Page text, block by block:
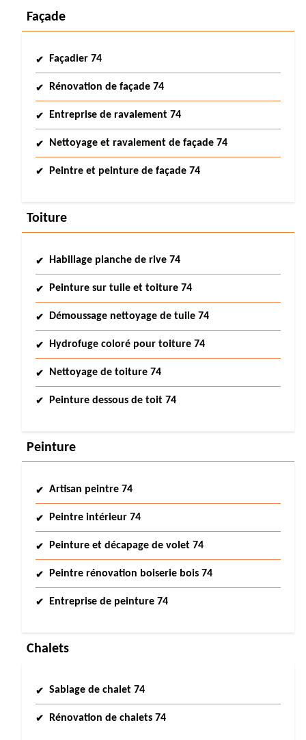
Façade
Façadier 74
Rénovation de façade 74
Entreprise de ravalement 74
Nettoyage et ravalement de façade 74
Peintre et peinture de façade 74
Toiture
Habillage planche de rive 74
Peinture sur tuile et toiture 74
Démoussage nettoyage de tuile 74
Hydrofuge coloré pour toiture 74
Nettoyage de toiture 74
Peinture dessous de toit 74
Peinture
Artisan peintre 74
Peintre intérieur 74
Peinture et décapage de volet 74
Peintre rénovation boiserie bois 74
Entreprise de peinture 74
Chalets
Sablage de chalet 74
Rénovation de chalets 74